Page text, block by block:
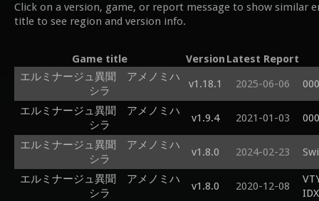
Click on a version, game, or report message to show similar
title to see region and version info.
Game title Version Latest Report
エルミナージュ異聞 アメノミハ
シラ
v1.18.1 2025-06-06
エルミナージュ異聞 アメノミハ
シラ
v1.9.4 2021-01-03
エルミナージュ異聞 アメノミハ
シラ
v1.8.0 2024-02-23
エルミナージュ異聞 アメノミハ
シラ
v1.8.0 2020-12-08